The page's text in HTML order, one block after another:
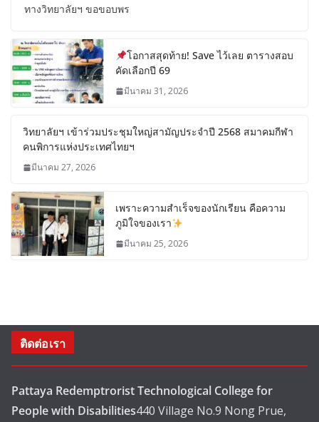
ทางวิทยาลัยฯ ขอขอบพร
โอกาสสุดท้าย! Save ไว้เลย ตารางสอบ
คัดเลือกปี 69
มีนาคม 31, 2026
วิทยาลัยฯ เข้าร่วมประชุมใหญ่สามัญประจำปี 2568 สมาคมกีฬา
คนพิการแห่งประเทศไทยฯ
มีนาคม 27, 2026
เพราะความสำเร็จของนักเรียน คือความ
ภูมิใจของเรา
มีนาคม 25, 2026
ติดต่อเรา
Pattaya Redemptrorist Technological College for
People with Disabilities440 Village No.9 Nong Prue,